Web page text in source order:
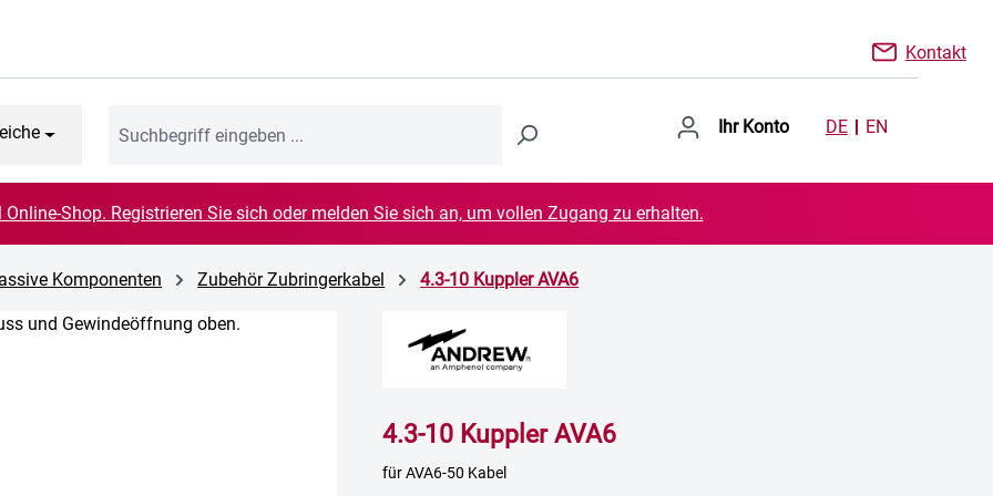
Kontakt
Ihr Konto DE EN
Shop. Registrieren Sie sich oder melden Sie sich an, um vollen Zugang zu erhalten.
Komponenten Zubehör Zubringerkabel 4.3-10 Kuppler AVA6
4.3-10 Kuppler AVA6
für AVA6-50 Kabel